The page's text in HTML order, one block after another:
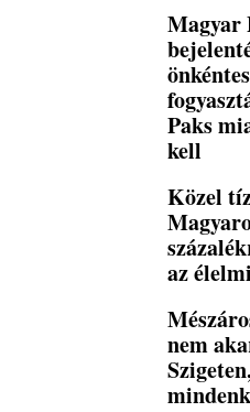
Magyar
önkéntes
Paks
kell
Közel
az
nem